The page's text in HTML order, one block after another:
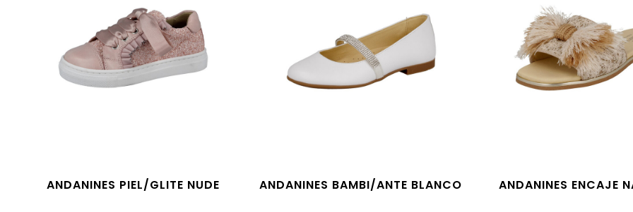
ANDANINES PIEL/GLITE NUDE ANDANINES BAMBI/ANTE BLANCO ANDANINES ENCAJE